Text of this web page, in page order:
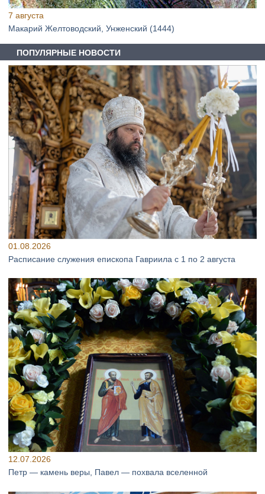
7 августа
Макарий Желтоводский, Унженский (1444)
ПОПУЛЯРНЫЕ НОВОСТИ
01.08.2026
Расписание служения епископа Гавриила с 1 по 2 августа
12.07.2026
Петр — камень веры, Павел — похвала вселенной